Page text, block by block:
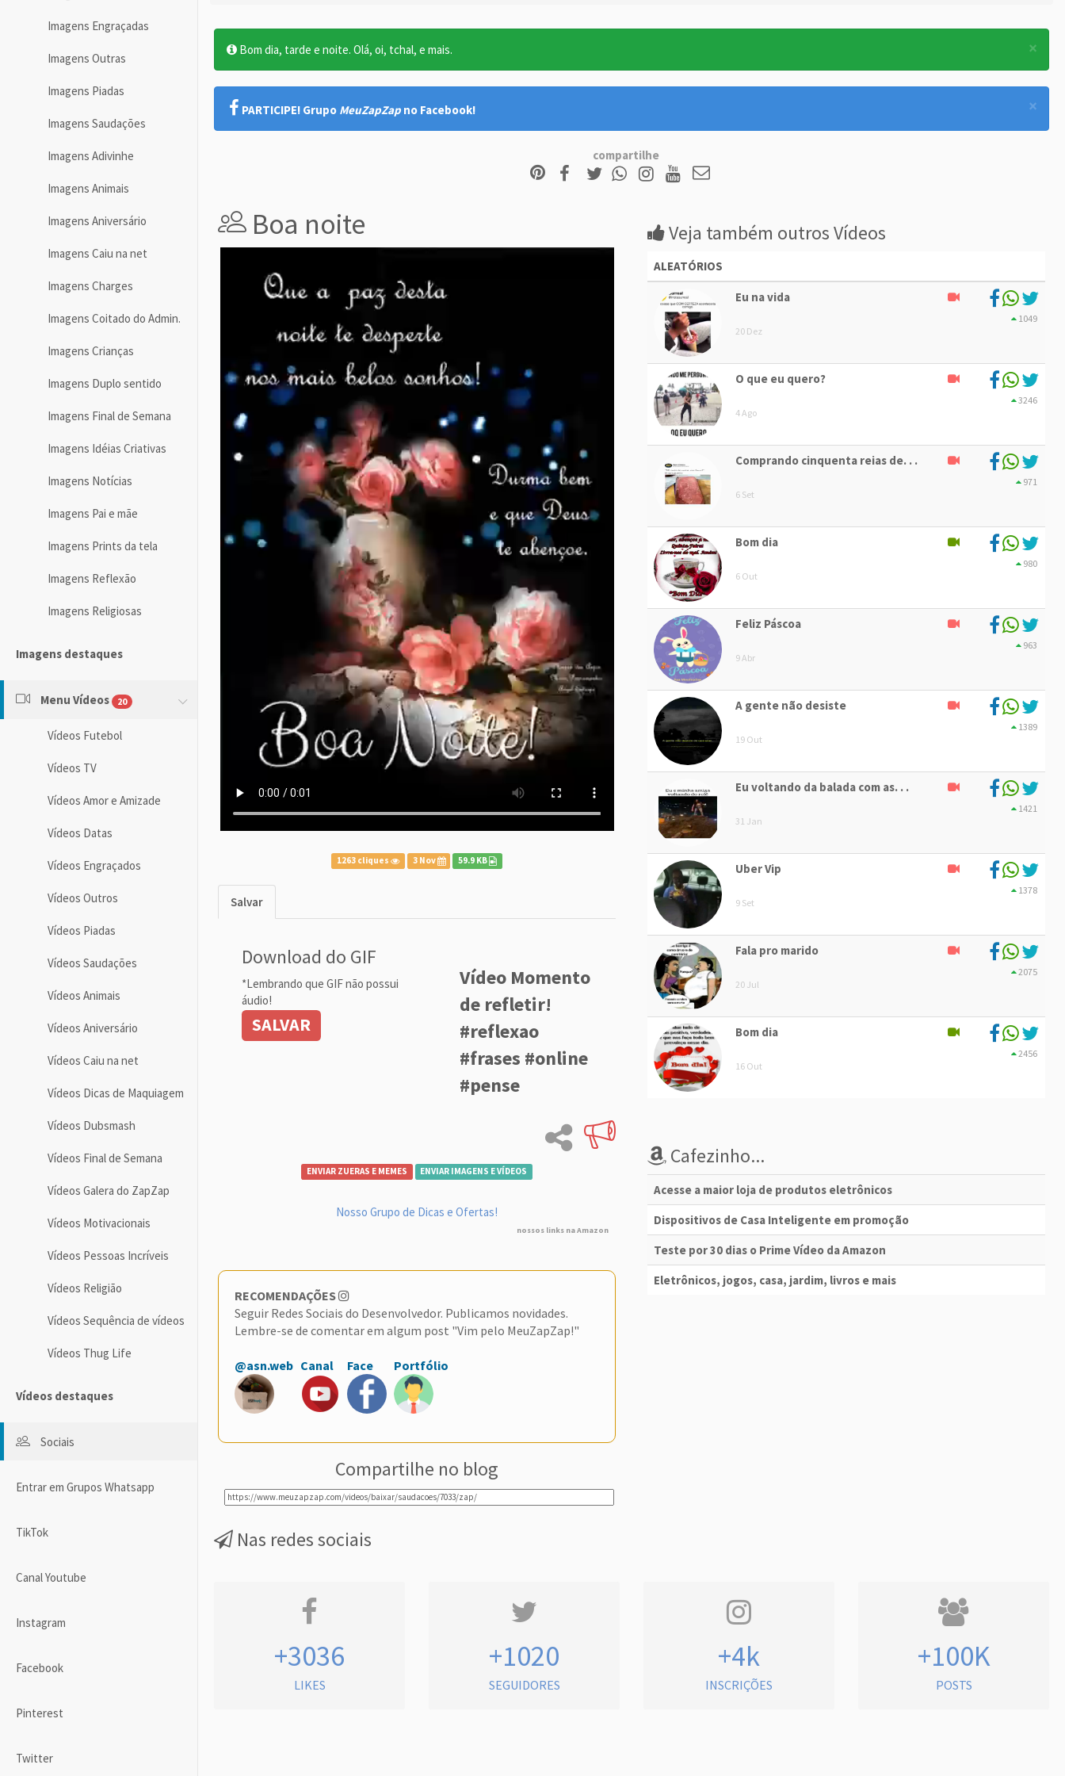
Imagens Engraçadas
Imagens Outras
Imagens Piadas
Imagens Saudações
Imagens Adivinhe
Imagens Animais
Imagens Aniversário
Imagens Caiu na net
Imagens Charges
Imagens Coitado do Admin.
Imagens Crianças
Imagens Duplo sentido
Imagens Final de Semana
Imagens Idéias Criativas
Imagens Notícias
Imagens Pai e mãe
Imagens Prints da tela
Imagens Reflexão
Imagens Religiosas
Imagens destaques
Menu Vídeos 20
Vídeos Futebol
Vídeos TV
Vídeos Amor e Amizade
Vídeos Datas
Vídeos Engraçados
Vídeos Outros
Vídeos Piadas
Vídeos Saudações
Vídeos Animais
Vídeos Aniversário
Vídeos Caiu na net
Vídeos Dicas de Maquiagem
Vídeos Dubsmash
Vídeos Final de Semana
Vídeos Galera do ZapZap
Vídeos Motivacionais
Vídeos Pessoas Incríveis
Vídeos Religião
Vídeos Sequência de vídeos
Vídeos Thug Life
Vídeos destaques
Sociais
Entrar em Grupos Whatsapp
TikTok
Canal Youtube
Instagram
Facebook
Pinterest
Twitter
×
Bom dia, tarde e noite. Olá, oi, tchal, e mais.
×
PARTICIPE! Grupo MeuZapZap no Facebook!
compartilhe
Boa noite
1263 cliques 3 Nov 59.9 KB
Salvar
Download do GIF
*Lembrando que GIF não possui
áudio!
SALVAR
Vídeo Momento
de refletir!
#reflexao
#frases #online
#pense
ENVIAR ZUERAS E MEMES ENVIAR IMAGENS E VÍDEOS
Nosso Grupo de Dicas e Ofertas!
nossos links na Amazon
RECOMENDAÇÕES
Seguir Redes Sociais do Desenvolvedor. Publicamos novidades.
Lembre-se de comentar em algum post "Vim pelo MeuZapZap!"
@asn.web Canal Face Portfólio
Compartilhe no blog
Veja também outros Vídeos
ALEATÓRIOS
Eu na vida
20 Dez
1049
O que eu quero?
4 Ago
3246
Comprando cinquenta reias de. . .
6 Set
971
Bom dia
6 Out
980
Feliz Páscoa
9 Abr
963
A gente não desiste
19 Out
1389
Eu voltando da balada com as. . .
31 Jan
1421
Uber Vip
9 Set
1378
Fala pro marido
20 Jul
2075
Bom dia
16 Out
2456
Cafezinho...
Acesse a maior loja de produtos eletrônicos
Dispositivos de Casa Inteligente em promoção
Teste por 30 dias o Prime Vídeo da Amazon
Eletrônicos, jogos, casa, jardim, livros e mais
Nas redes sociais
+3036
LIKES
+1020
SEGUIDORES
+4k
INSCRIÇÕES
+100K
POSTS